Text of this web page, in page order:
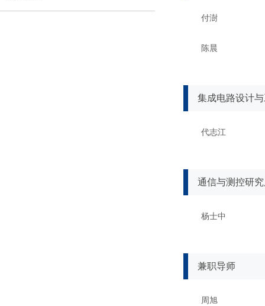
付澍
陈晨
集成电路设计
代志江
通信与测控研
杨士中
兼职导师
周旭